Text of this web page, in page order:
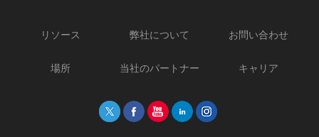
リソース 弊社について お問い合わせ
場所 当社のパートナー キャリア